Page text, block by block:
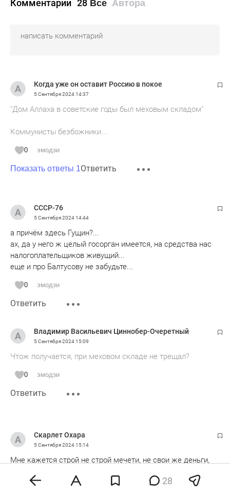
Комментарии 28 Все Автора
Когда уже он оставит Россию в покое
5 Сентября 202414:37
"Дом Аллаха в советские годы был меховым складом"
Коммунисты безбожники...
0 эмодзи
Показать ответы 1Ответить
СССР-76
5 Сентября 202414:44
а причём здесь Гущин?...
ах, да у него ж целый госорган имеется, на средства нас
налогоплательщиков живущий...
еще и про Балтусову не забудьте...
0 эмодзи
Ответить
Владимир Васильевич Циннобер-Очеретный
5 Сентября 202415:09
Чтож получается, при меховом складе не трещал?
0 эмодзи
Ответить
Скарлет Охара
5 Сентября 202415:14
Мне кажется строй не строй мечети, не свои же деньги,
клинической смерти в подробностях мне рассказала что
28